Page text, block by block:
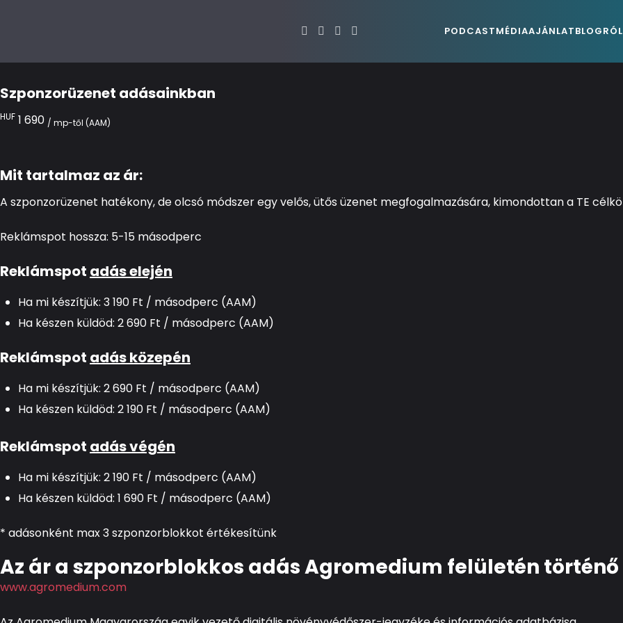
Agrár podcast show
PODCASTMÉDIAAJÁNLATBLOG
Szponzorüzenet adásainkban
HUF 1 690 / mp-től (AAM)
Mit tartalmaz az ár:
A szponzorüzenet hatékony, de olcsó módszer egy velős, ütős üzenet megfogalmazására, kimondottan a TE
Reklámspot hossza: 5-15 másodperc
Reklámspot adás elején
Ha mi készítjük: 3 190 Ft / másodperc (AAM)
Ha készen küldöd: 2 690 Ft / másodperc (AAM)
Reklámspot adás közepén
Ha mi készítjük: 2 690 Ft / másodperc (AAM)
Ha készen küldöd: 2 190 Ft / másodperc (AAM)
Reklámspot adás végén
Ha mi készítjük: 2 190 Ft / másodperc (AAM)
Ha készen küldöd: 1 690 Ft / másodperc (AAM)
* adásonként max 3 szponzorblokkot értékesítünk
Az ár a szponzorblokkos adás Agromedium felületén
www.agromedium.com